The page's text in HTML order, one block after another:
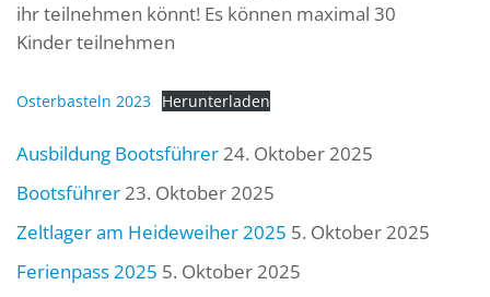
ihr teilnehmen könnt! Es können maximal 30
Kinder teilnehmen
Osterbasteln 2023 Herunterladen
Ausbildung Bootsführer24. Oktober 2025
Bootsführer23. Oktober 2025
Zeltlager am Heideweiher 2025 5. Oktober 2025
Ferienpass 2025 5. Oktober 2025